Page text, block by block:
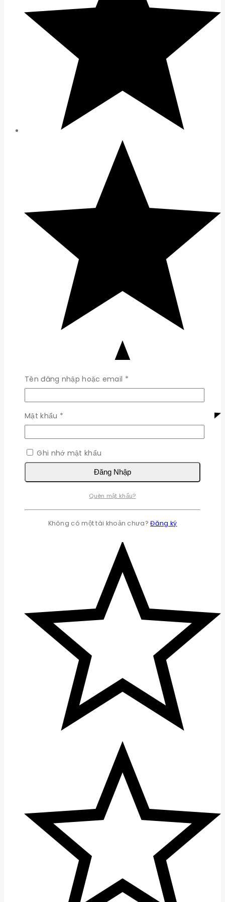
Tên đăng nhập hoặc email *Bắt
buộc
Mật khẩu *
buộc
Ghi nhớ mật khẩu
Đăng Nhập
Quên mật khẩu?
Không có một tài khoản chưa?Đăng ký